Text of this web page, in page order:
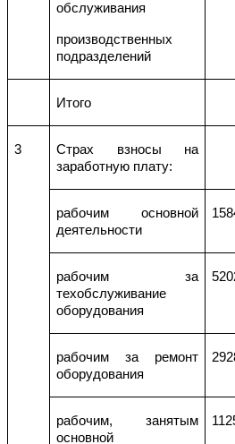
обслуживания
производственных
подразделений
Итого
3 Страх взносы на
заработную плату:
рабочим основной
деятельности
рабочим за
техобслуживание
оборудования
рабочим за ремонт
оборудования
рабочим, занятым
основной